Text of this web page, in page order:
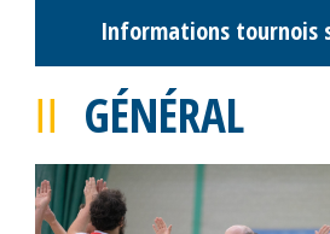
Photos des